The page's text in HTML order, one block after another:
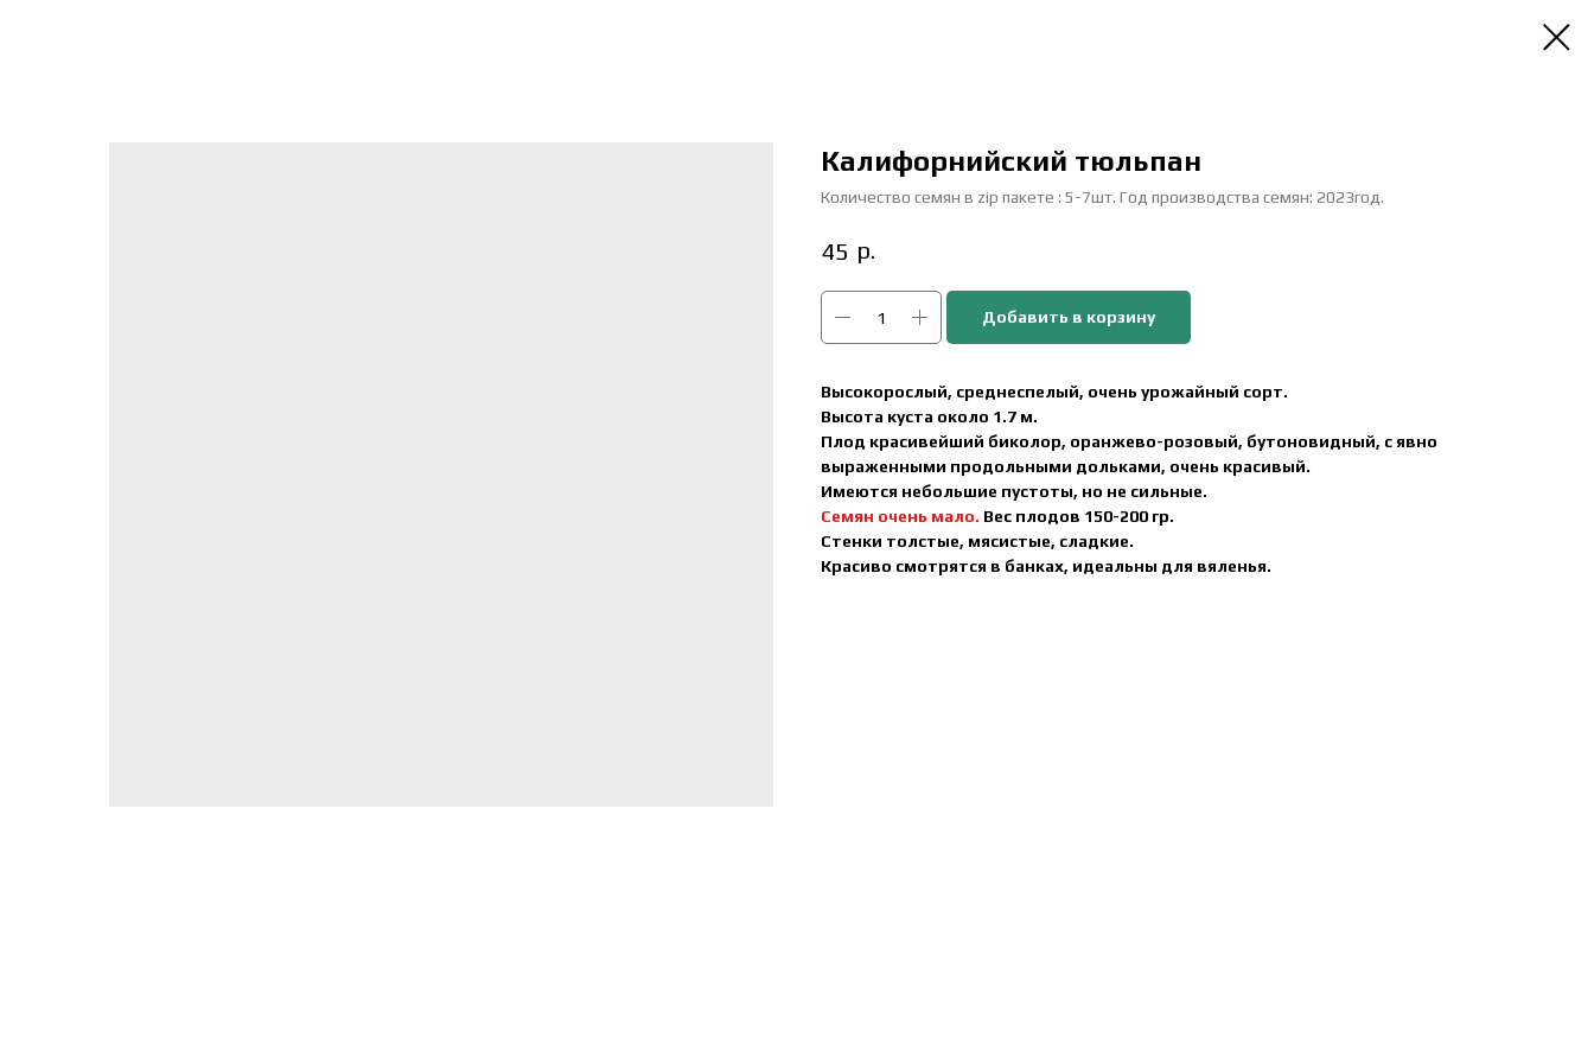
Калифорнийский тюльпан
Количество семян в zip пакете : 5-7шт. Год производства семян: 2023год.
45 р.
Добавить в корзину
Высокорослый, среднеспелый, очень урожайный сорт.
Высота куста около 1.7 м.
Плод красивейший биколор, оранжево-розовый, бутоновидный, с явно
выраженными продольными дольками, очень красивый.
Имеются небольшие пустоты, но не сильные.
Семян очень мало. Вес плодов 150-200 гр.
Стенки толстые, мясистые, сладкие.
Красиво смотрятся в банках, идеальны для вяленья.